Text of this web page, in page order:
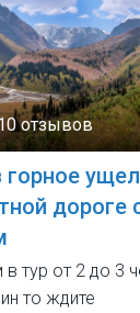
отзывов
дороге
тур от 2 до 3
то ждите